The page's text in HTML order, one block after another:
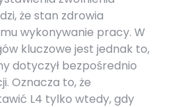
że stan zdrowia
wykonywanie pracy. W
kluczowe jest jednak to,
dotyczył bezpośrednio
Oznacza to, że
L4 tylko wtedy, gdy